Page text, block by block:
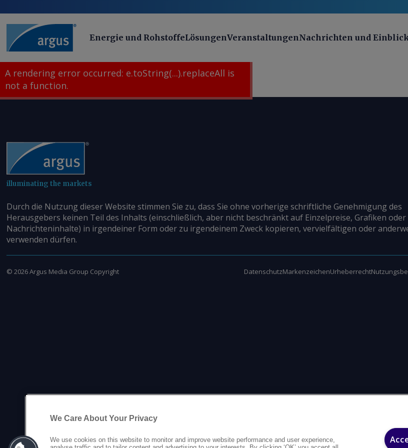
Energie und RohstoffeLösungenVeranstaltungenNachrichten und
A rendering error occurred: e.toString(...).replaceAll is
not a function.
illuminating the markets
Durch die Nutzung dieser Website stimmen Sie zu, dass Sie ohne vorherige schriftliche Genehmigung des
Herausgebers keinen Teil des Inhalts (einschließlich, aber nicht beschränkt auf Einzelpreise, Grafiken oder
Nachrichteninhalte) in irgendeiner Form oder zu irgendeinem Zweck kopieren, vervielfältigen oder
verwenden dürfen.
© 2026Argus Media Group Copyright DatenschutzMarkenzeichenUrheberrecht
We Care About Your Privacy
We use cookies on this website to monitor and improve website performance and user experience,